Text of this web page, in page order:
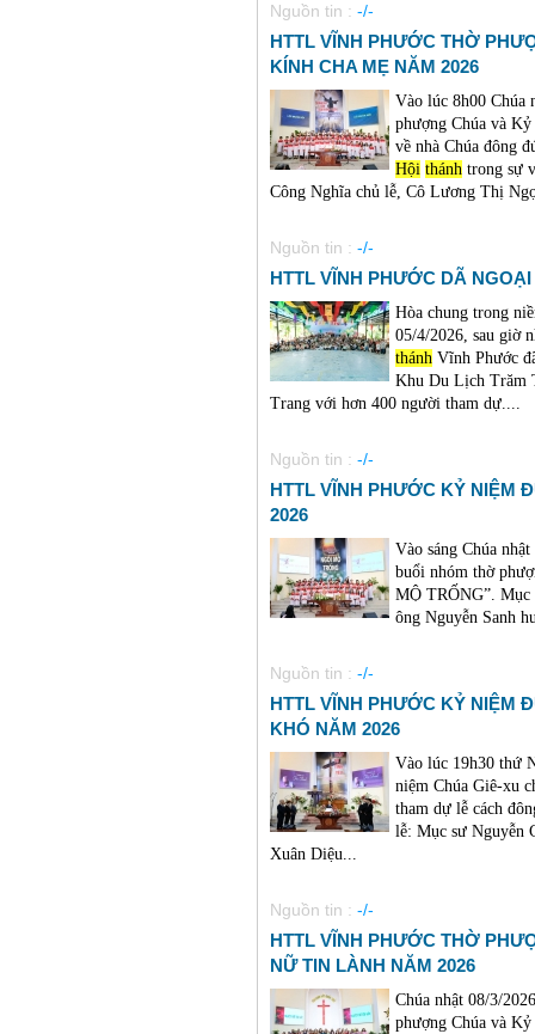
Nguồn tin : -/-
HTTL VĨNH PHƯỚC THỜ
KÍNH CHA MẸ NĂM 2026
Vào lúc 8h00 Chúa
phượng Chúa và
về nhà Chúa đông
Hội thánh trong sự
Công Nghĩa chủ lễ, Cô Lương Thị
Nguồn tin : -/-
HTTL VĨNH PHƯỚC DÃ
Hòa chung trong
05/4/2026, sau giờ
thánh Vĩnh Phước
Khu Du Lịch Trăm
Trang với hơn 400 người tham dự....
Nguồn tin : -/-
HTTL VĨNH PHƯỚC KỶ NIỆM
2026
Vào sáng Chúa
buổi nhóm thờ
MỘ TRỐNG”. Mục
ông Nguyễn Sanh
Nguồn tin : -/-
HTTL VĨNH PHƯỚC KỶ NIỆM
KHÓ NĂM 2026
Vào lúc 19h30 thứ
niệm Chúa Giê-xu
tham dự lễ cách
lễ: Mục sư Nguyễn
Xuân Diệu...
Nguồn tin : -/-
HTTL VĨNH PHƯỚC THỜ
NỮ TIN LÀNH NĂM 2026
Chúa nhật 08/3/
phượng Chúa và